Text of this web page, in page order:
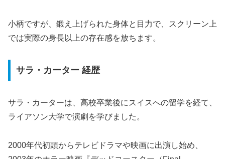
小柄ですが、鍛え上げられた身体と目力で、スクリーン上
では実際の身長以上の存在感を放ちます。
サラ・カーター 経歴
サラ・カーターは、高校卒業後にスイスへの留学を経て、
ライアソン大学で演劇を学びました。
2000年代初頭からテレビドラマや映画に出演し始め、